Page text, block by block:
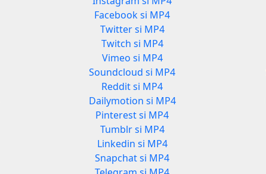
Facebook si MP4
Twitter si MP4
Twitch si MP4
Vimeo si MP4
Soundcloud si MP4
Reddit si MP4
Dailymotion si MP4
Pinterest si MP4
Tumblr si MP4
Linkedin si MP4
Snapchat si MP4